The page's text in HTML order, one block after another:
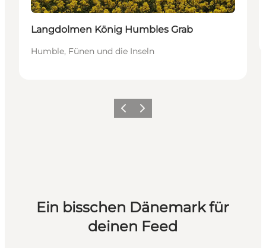
Langdolmen König Humbles Grab
Humble, Fünen und die Inseln
ZurückWeiter
Ein bisschen Dänemark für
deinen Feed